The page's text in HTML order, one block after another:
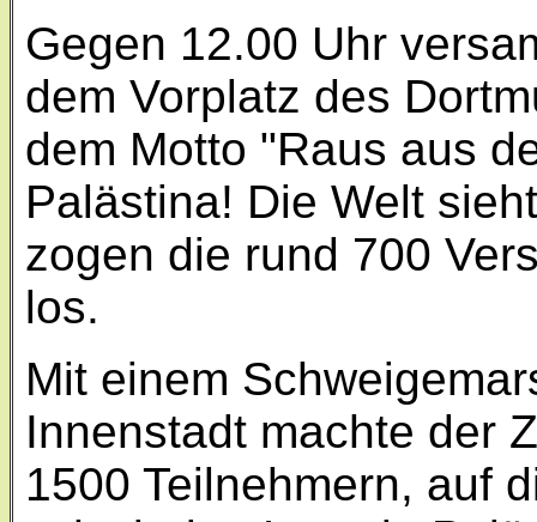
Gegen 12.00 Uhr
dem Vorplatz des
dem Motto "Raus aus
Palästina! Die Welt
zogen die rund 700
los.
Mit einem
Innenstadt machte der
1500 Teilnehmern, auf